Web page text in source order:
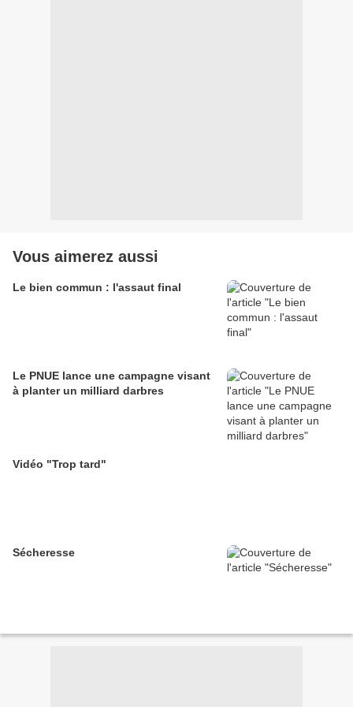
Vous aimerez aussi
Le bien commun : l'assaut final
Le PNUE lance une campagne visant
à planter un milliard darbres
Vidéo "Trop tard"
Sécheresse